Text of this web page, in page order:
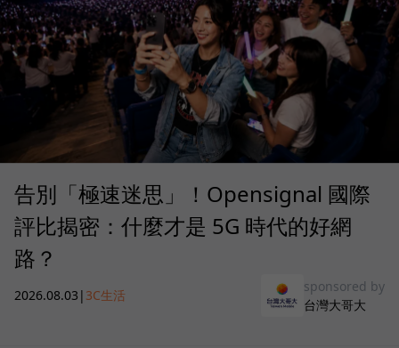
告別「極速迷思」！Opensignal 國際
評比揭密：什麼才是 5G 時代的好網
路？
2026.08.03 | 3C生活
sponsored by
台灣大哥大